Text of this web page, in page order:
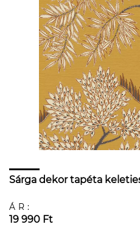
Sárga dekor tapéta
ÁR:
19 990 Ft